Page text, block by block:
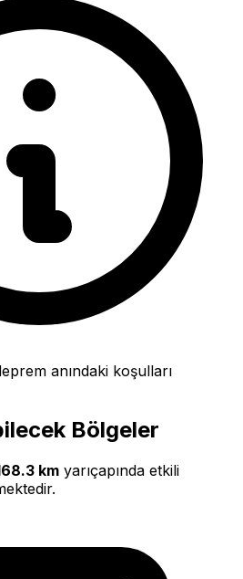
anındaki koşulları
Bölgeler
km yarıçapında etkili